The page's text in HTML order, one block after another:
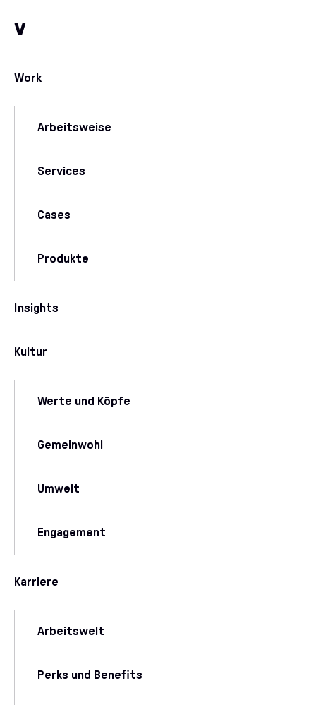
v
Work
Arbeitsweise
Services
Cases
Produkte
Insights
Kultur
Werte und Köpfe
Gemeinwohl
Umwelt
Engagement
Karriere
Arbeitswelt
Perks und Benefits